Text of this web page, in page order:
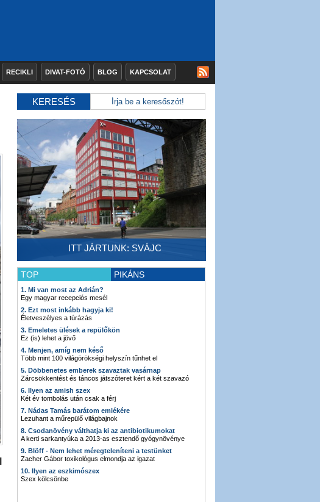
RECIKLI DIVAT-FOTÓ BLOG KAPCSOLAT
KERESÉS
ITT JÁRTUNK: SVÁJC
TOP PIKÁNS
1. Mi van most az Adrián?
Egy magyar recepciós mesél
2. Ezt most inkább hagyja ki!
Életveszélyes a túrázás
3. Emeletes ülések a repülőkön
Ez (is) lehet a jövő
4. Menjen, amíg nem késő
Több mint 100 világörökségi helyszín tűnhet el
5. Döbbenetes emberek szavaztak vasárnap
Zárcsökkentést és táncos játszóteret kért a két szavazó
6. Ilyen az amish szex
Két év tombolás után csak a férj
7. Nádas Tamás barátom emlékére
Lezuhant a műrepülő világbajnok
8. Csodanövény válthatja ki az antibiotikumokat
A kerti sarkantyúka a 2013-as esztendő gyógynövénye
9. Blöff - Nem lehet méregteleníteni a testünket
Zacher Gábor toxikológus elmondja az igazat
10. Ilyen az eszkimószex
Szex kölcsönbe